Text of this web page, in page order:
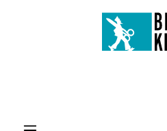
Zum Hauptinhalt springen